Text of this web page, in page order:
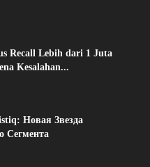
Recall Lebih dari 1 Juta
Kesalahan...
Новая Звезда
Сегмента